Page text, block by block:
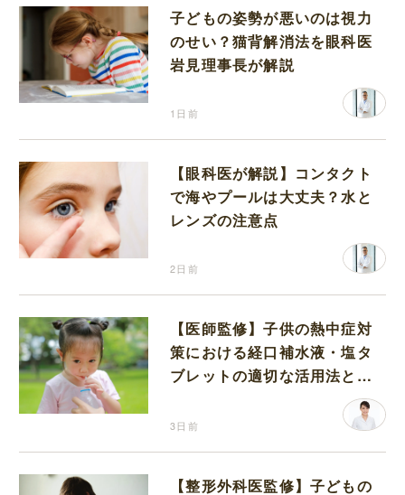
子どもの姿勢が悪いのは視力
のせい？猫背解消法を眼科医
岩見理事長が解説
1日前
【眼科医が解説】コンタクト
で海やプールは大丈夫？水と
レンズの注意点
2日前
【医師監修】子供の熱中症対
策における経口補水液・塩タ
ブレットの適切な活用法と水
3日前
【整形外科医監修】子どもの